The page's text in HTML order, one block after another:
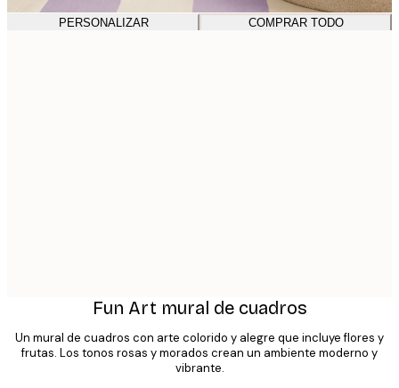
PERSONALIZAR COMPRAR TODO
Fun Art mural de cuadros
Un mural de cuadros con arte colorido y alegre que incluye flores y
frutas. Los tonos rosas y morados crean un ambiente moderno y
vibrante.